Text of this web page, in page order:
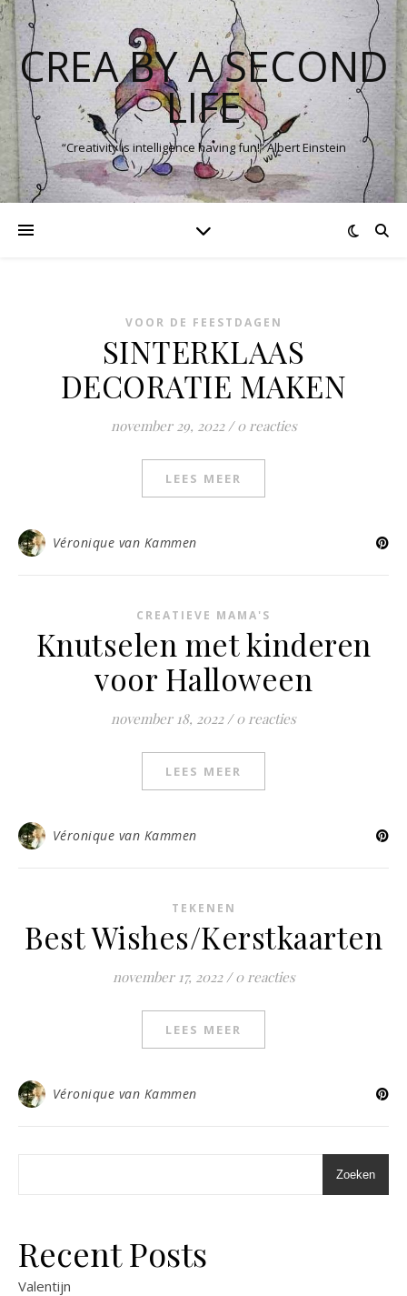
CREA BY A SECOND
LIFE
“Creativity is intelligence having fun!” Albert Einstein
VOOR DE FEESTDAGEN
SINTERKLAAS
DECORATIE MAKEN
november 29, 2022 / 0 reacties
LEES MEER
Véronique van Kammen
CREATIEVE MAMA'S
Knutselen met kinderen
voor Halloween
november 18, 2022 / 0 reacties
LEES MEER
Véronique van Kammen
TEKENEN
Best Wishes/Kerstkaarten
november 17, 2022 / 0 reacties
LEES MEER
Véronique van Kammen
Zoeken
Recent Posts
Valentijn